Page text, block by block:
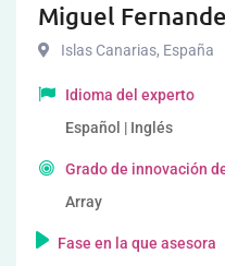
Miguel
Islas Canarias, España
Idioma del experto
Español | Inglés
Grado de innovación
Array
Fase en la que asesora